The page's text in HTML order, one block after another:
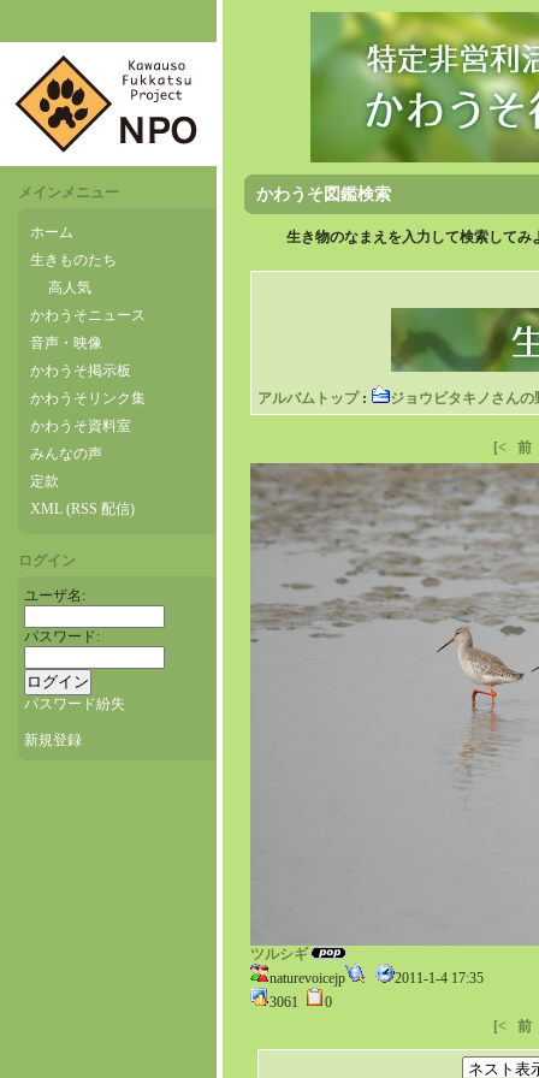
メインメニュー
ホーム
生きものたち
高人気
かわうそニュース
音声・映像
かわうそ掲示板
かわうそリンク集
かわうそ資料室
みんなの声
定款
XML (RSS 配信)
ログイン
ユーザ名:
パスワード:
パスワード紛失
新規登録
かわうそ図鑑検索
生き物のなまえを入力して検索して
アルバムトップ: ジョウビタキノさんの
[< 前
ツルシギ
naturevoicejp
2011-1-4 17:35
3061
0
[<
前